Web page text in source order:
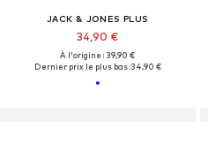
JACK & JONES PLUS
34,90 €
À l'origine : 39,90 €
Dernier prix le plus bas :34,90 €